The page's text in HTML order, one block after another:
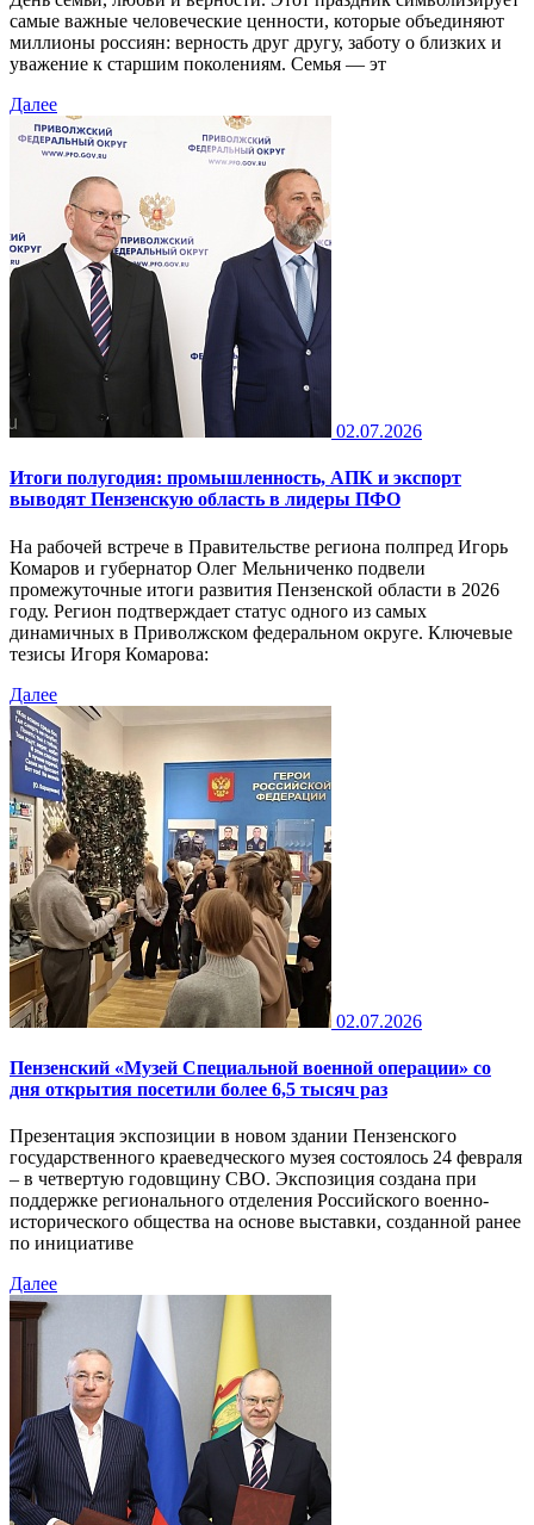
самые важные человеческие ценности, которые объединяют
миллионы россиян: верность друг другу, заботу о близких и
уважение к старшим поколениям. Семья — эт
Далее
02.07.2026
Итоги полугодия: промышленность, АПК и экспорт
выводят Пензенскую область в лидеры ПФО
На рабочей встрече в Правительстве региона полпред Игорь
Комаров и губернатор Олег Мельниченко подвели
промежуточные итоги развития Пензенской области в 2026
году. Регион подтверждает статус одного из самых
динамичных в Приволжском федеральном округе. Ключевые
тезисы Игоря Комарова:
Далее
02.07.2026
Пензенский «Музей Специальной военной операции» со
дня открытия посетили более 6,5 тысяч раз
Презентация экспозиции в новом здании Пензенского
государственного краеведческого музея состоялось 24 февраля
– в четвертую годовщину СВО. Экспозиция создана при
поддержке регионального отделения Российского военно-
исторического общества на основе выставки, созданной ранее
по инициативе
Далее